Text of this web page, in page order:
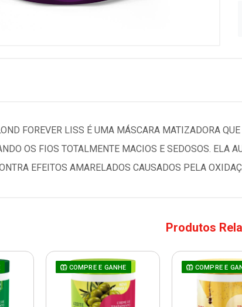
FOREVER LISS É UMA MÁSCARA MATIZADORA
OS FIOS TOTALMENTE MACIOS E SEDOSOS. ELA
EFEITOS AMARELADOS CAUSADOS PELA
Produtos
COMPRE E GANHE COMPRE E